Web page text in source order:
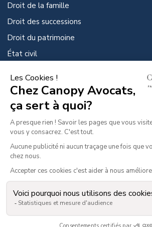
Droit de la famille
Droit des successions
Droit du patrimoine
État civil
GUIDES PRATIQUES
Guide de la famille et du divorce
Guide des successions
Guide de la famille et du divorce des
d’entreprise
© 2022 Canopy Avocats. Tous droits